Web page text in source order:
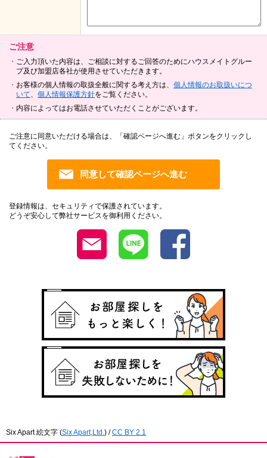
ご注意
ご入力頂いた内容は、ご相談に対するご回答のためにハウスメイトグルー
プ及び加盟店各社が使用させていただきます。
お客様の個人情報の取扱全般に関する考え方は、 個人情報のお取扱いにつ
いて
個人情報保護方針をご覧ください。
内容によってはお電話させていただくことがございます。
ご注意に同意いただける場合は、「確認ページへ進む」ボタンをクリックし
てください。
登録情報は、セキュリティで保護されています。
どうぞ安心して弊社サービスを御利用ください。
Six Apart 絵文字 (Six Apart,Ltd. ) /CC BY 2.1